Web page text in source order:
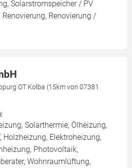
Solarstromspeicher / PV
Renovierung, Renovierung /
OT Kolba (15km von 07381
Solarthermie, Ölheizung,
Holzheizung, Elektroheizung,
Photovoltaik,
Wohnraumlüftung,